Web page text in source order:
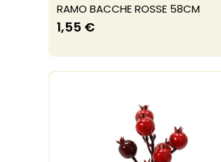
RAMO BACCHE ROSSE 58CM
1,55 €